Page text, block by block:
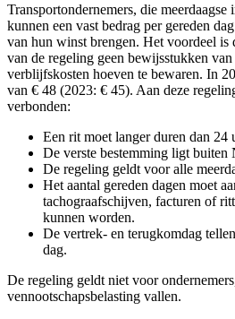
Transportondernemers, die
kunnen een vast bedrag per gereden
van hun winst brengen. Het voordeel
van de regeling geen bewijsstukken
verblijfskosten hoeven te bewaren. In
van € 48 (2023: € 45). Aan deze
verbonden:
Een rit moet langer duren dan 24
De verste bestemming ligt buiten
De regeling geldt voor alle
Het aantal gereden dagen moet
tachograafschijven, facturen of
kunnen worden.
De vertrek- en terugkomdag
dag.
De regeling geldt niet voor
vennootschapsbelasting vallen.